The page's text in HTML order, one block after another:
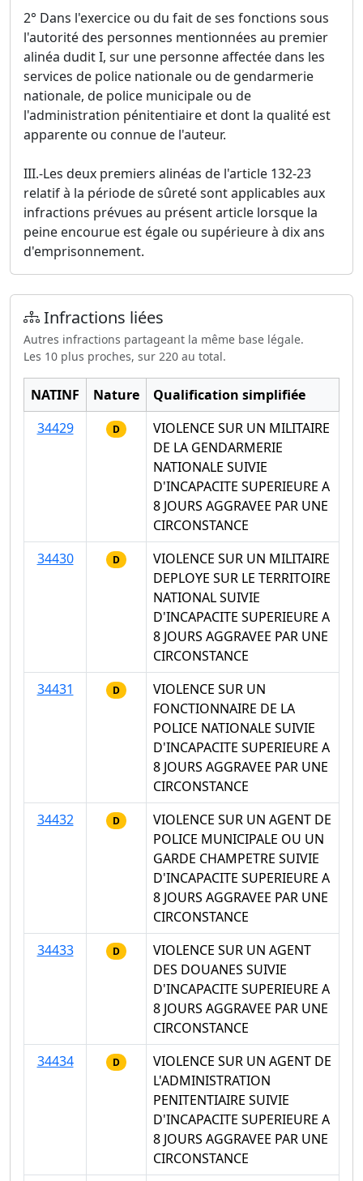
2° Dans l'exercice ou du fait de ses fonctions sous
l'autorité des personnes mentionnées au premier
alinéa dudit I, sur une personne affectée dans les
services de police nationale ou de gendarmerie
nationale, de police municipale ou de
l'administration pénitentiaire et dont la qualité est
apparente ou connue de l'auteur.
III.-Les deux premiers alinéas de l'article 132-23
relatif à la période de sûreté sont applicables aux
infractions prévues au présent article lorsque la
peine encourue est égale ou supérieure à dix ans
d'emprisonnement.
Infractions liées
Autres infractions partageant la même base légale.
Les 10 plus proches, sur 220 au total.
NATINF Nature
Qualification simplifiée
34429
D
VIOLENCE SUR UN MILITAIRE
DE LA GENDARMERIE
NATIONALE SUIVIE
D'INCAPACITE SUPERIEURE A
8 JOURS AGGRAVEE PAR UNE
CIRCONSTANCE
34430
D
VIOLENCE SUR UN MILITAIRE
DEPLOYE SUR LE TERRITOIRE
NATIONAL SUIVIE
D'INCAPACITE SUPERIEURE A
8 JOURS AGGRAVEE PAR UNE
CIRCONSTANCE
34431
D
VIOLENCE SUR UN
FONCTIONNAIRE DE LA
POLICE NATIONALE SUIVIE
D'INCAPACITE SUPERIEURE A
8 JOURS AGGRAVEE PAR UNE
CIRCONSTANCE
34432
D
VIOLENCE SUR UN AGENT DE
POLICE MUNICIPALE OU UN
GARDE CHAMPETRE SUIVIE
D'INCAPACITE SUPERIEURE A
8 JOURS AGGRAVEE PAR UNE
CIRCONSTANCE
34433
D
VIOLENCE SUR UN AGENT
DES DOUANES SUIVIE
D'INCAPACITE SUPERIEURE A
8 JOURS AGGRAVEE PAR UNE
CIRCONSTANCE
34434
D
VIOLENCE SUR UN AGENT DE
L'ADMINISTRATION
PENITENTIAIRE SUIVIE
D'INCAPACITE SUPERIEURE A
8 JOURS AGGRAVEE PAR UNE
CIRCONSTANCE